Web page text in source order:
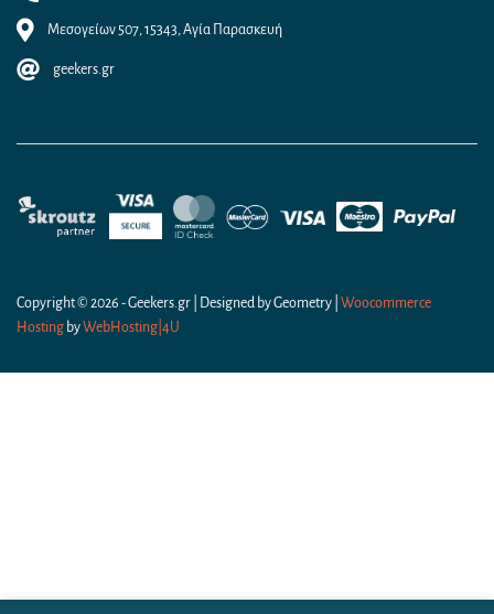
Μεσογείων 507, 15343, Αγία Παρασκευή
geekers.gr
Copyright © 2026 - Geekers.gr | Designed byGeometry Woocommerce
Hosting byWebHosting|4U